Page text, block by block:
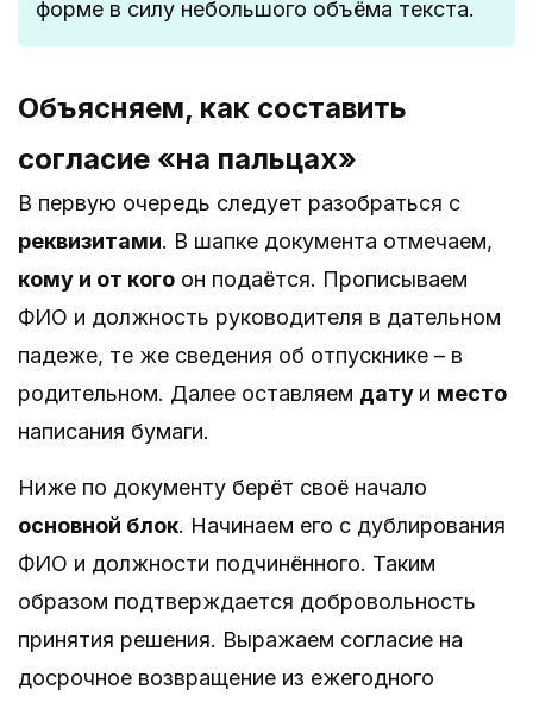
форме в силу небольшого объёма текста.
Объясняем, как составить
согласие «на пальцах»
В первую очередь следует разобраться с
реквизитами. В шапке документа отмечаем,
кому и от кого он подаётся. Прописываем
ФИО и должность руководителя в дательном
падеже, те же сведения об отпускнике – в
родительном. Далее оставляем дату и место
написания бумаги.
Ниже по документу берёт своё начало
основной блок. Начинаем его с дублирования
ФИО и должности подчинённого. Таким
образом подтверждается добровольность
принятия решения. Выражаем согласие на
досрочное возвращение из ежегодного